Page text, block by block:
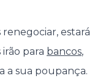
renegociar, estará
para bancos,
a sua poupança.